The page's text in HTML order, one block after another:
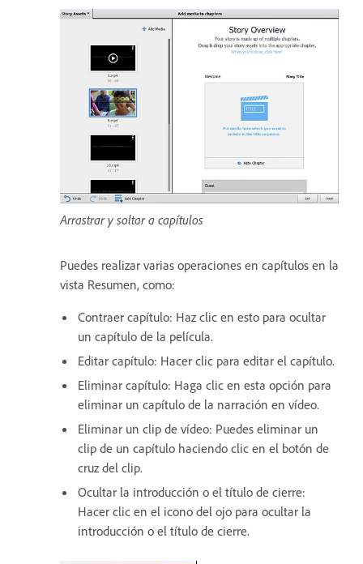
Arrastrar y soltar a capítulos
Puedes realizar varias operaciones en capítulos en la
vista Resumen, como:
Contraer capítulo: Haz clic en esto para ocultar
un capítulo de la película.
Editar capítulo: Hacer clic para editar el capítulo.
Eliminar capítulo: Haga clic en esta opción para
eliminar un capítulo de la narración en vídeo.
Eliminar un clip de vídeo: Puedes eliminar un
clip de un capítulo haciendo clic en el botón de
cruz del clip.
Ocultar la introducción o el título de cierre:
Hacer clic en el icono del ojo para ocultar la
introducción o el título de cierre.